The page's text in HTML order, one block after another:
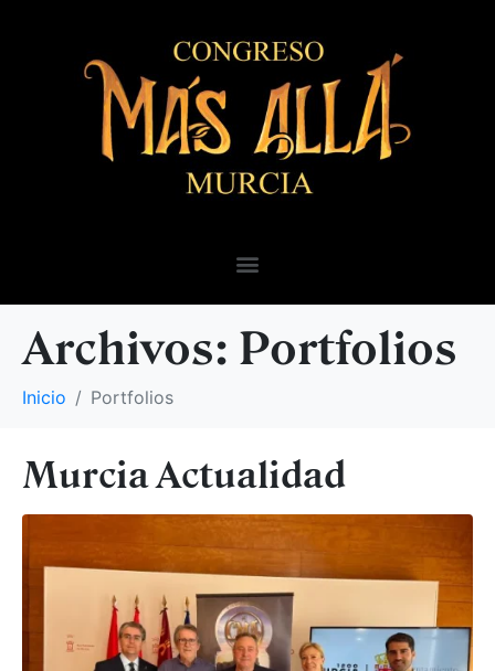
Archivos: Portfolios
Inicio Portfolios
Murcia Actualidad